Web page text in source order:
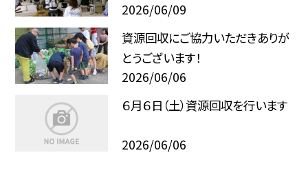
2026/06/09
資源回収にご協力いただきありが
とうございます！
2026/06/06
６月６日（土）資源回収を行います
2026/06/06